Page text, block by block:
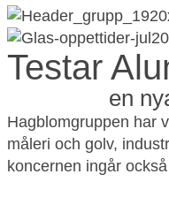
Testar
en
Hagblomgruppen har
måleri och golv,
koncernen ingår